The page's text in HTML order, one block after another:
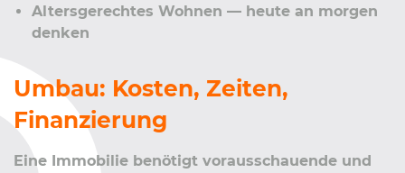
Altersgerechtes Wohnen — heute an morgen
denken
Umbau: Kosten, Zeiten,
Finanzierung
Eine Immobilie benötigt vorausschauende und